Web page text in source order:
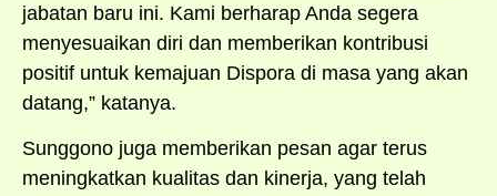
jabatan baru ini. Kami berharap Anda segera
menyesuaikan diri dan memberikan kontribusi
positif untuk kemajuan Dispora di masa yang akan
datang,” katanya.
Sunggono juga memberikan pesan agar terus
meningkatkan kualitas dan kinerja, yang telah